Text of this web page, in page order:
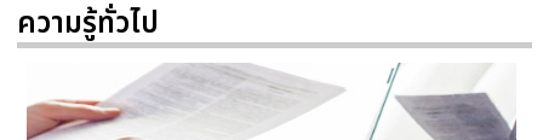
ความรู้ทั่วไป